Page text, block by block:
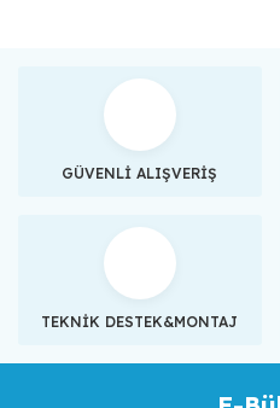
GÜVENLİ ALIŞVERİŞ
TEKNİK DESTEK&MONTAJ